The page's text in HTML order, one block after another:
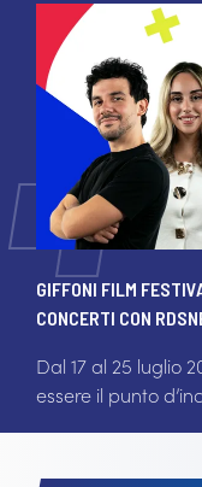
GIFFONI FILM
CONCERTI CON
Dal 17 al 25 luglio
essere il punto